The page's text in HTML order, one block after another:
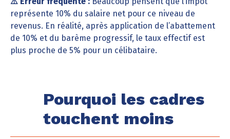
représente 10% du salaire net pour ce niveau de
revenus. En réalité, après application de l’abattement
de 10% et du barème progressif, le taux effectif est
plus proche de 5% pour un célibataire.
Pourquoi les cadres
touchent moins